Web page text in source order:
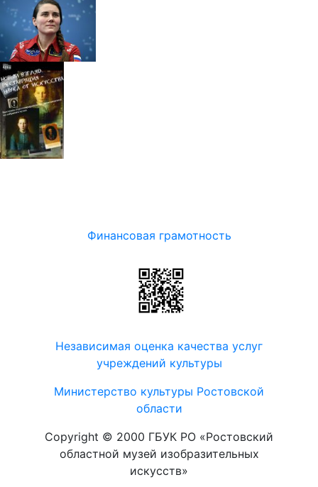
Финансовая грамотность
Независимая оценка качества услуг
учреждений культуры
Министерство культуры Ростовской
области
Copyright © 2000 ГБУК РО «Ростовский
областной музей изобразительных
искусств»